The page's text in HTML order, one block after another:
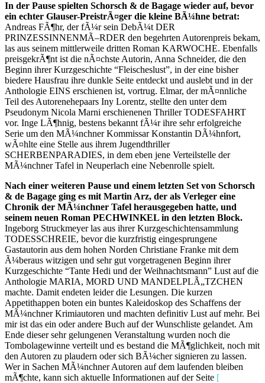
In der Pause spielten Schorsch & de Bagage wieder auf, bevor
ein echter Glauser-PreistrÃ¤ger die kleine BÃ¼hne betrat:
Andreas FÃ¶hr, der fÃ¼r sein DebÃ¼t DER
PRINZESSINNENMÃ–RDER den begehrten Autorenpreis bekam,
las aus seinem mittlerweile dritten Roman KARWOCHE. Ebenfalls
preisgekrÃ¶nt ist die nÃ¤chste Autorin, Anna Schneider, die den
Beginn ihrer Kurzgeschichte “Fleischeslust”, in der eine bisher
biedere Hausfrau ihre dunkle Seite entdeckt und auslebt und in der
Anthologie EINS erschienen ist, vortrug. Elmar, der mÃ¤nnliche
Teil des Autorenehepaars Iny Lorentz, stellte den unter dem
Pseudonym Nicola Marni erschienenen Thriller TODESFAHRT
vor. Inge LÃ¶hnig, bestens bekannt fÃ¼r ihre sehr erfolgreiche
Serie um den MÃ¼nchner Kommissar Konstantin DÃ¼hnfort,
wÃ¤hlte eine Stelle aus ihrem Jugendthriller
SCHERBENPARADIES, in dem eben jene Verteilstelle der
MÃ¼nchner Tafel in Neuperlach eine Nebenrolle spielt.
Nach einer weiteren Pause und einem letzten Set von Schorsch
& de Bagage ging es mit Martin Arz, der als Verleger eine
Chronik der MÃ¼nchner Tafel herausgegeben hatte, und
seinem neuen Roman PECHWINKEL in den letzten Block.
Ingeborg Struckmeyer las aus ihrer Kurzgeschichtensammlung
TODESSCHREIE, bevor die kurzfristig eingesprungene
Gastautorin aus dem hohen Norden Christiane Franke mit dem
Ã¼beraus witzigen und sehr gut vorgetragenen Beginn ihrer
Kurzgeschichte “Tante Hedi und der Weihnachtsmann” Lust auf die
Anthologie MARIA, MORD UND MANDELPLÃ„TZCHEN
machte. Damit endeten leider die Lesungen. Die kurzen
Appetithappen boten ein buntes Kaleidoskop des Schaffens der
MÃ¼nchner Krimiautoren und machten definitiv Lust auf mehr. Bei
mir ist das ein oder andere Buch auf der Wunschliste gelandet. Am
Ende dieser sehr gelungenen Veranstaltung wurden noch die
Tombolagewinne verteilt und es bestand die MÃ¶glichkeit, noch mit
den Autoren zu plaudern oder sich BÃ¼cher signieren zu lassen.
Wer in Sachen MÃ¼nchner Autoren auf dem laufenden bleiben
mÃ¶chte, kann sich aktuelle Informationen auf der Seite [